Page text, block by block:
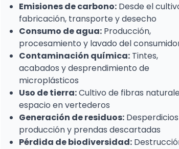
Emisiones de carbono: Desde el
fabricación, transporte y desecho
Consumo de agua: Producción,
procesamiento y lavado del
Contaminación química: Tintes,
acabados y desprendimiento de
microplásticos
Uso de tierra:Cultivo de fibras
espacio en vertederos
Generación de residuos:
producción y prendas descartadas
Pérdida de biodiversidad: